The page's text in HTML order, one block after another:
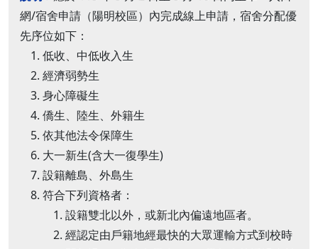
網/宿舍申請（陽明校區）內完成線上申請，宿舍分配優
先序位如下：
低收、中低收入生
經濟弱勢生
身心障礙生
僑生、陸生、外籍生
依其他法令保障生
大一新生(含大一復學生)
設籍離島、外島生
符合下列資格者：
設籍雙北以外，或新北內偏遠地區者。
經認定由戶籍地經最快的大眾運輸方式到校時